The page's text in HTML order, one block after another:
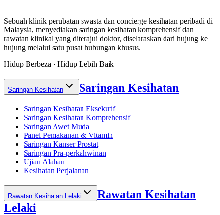
Sebuah klinik perubatan swasta dan concierge kesihatan peribadi di
Malaysia, menyediakan saringan kesihatan komprehensif dan
rawatan klinikal yang diterajui doktor, diselaraskan dari hujung ke
hujung melalui satu pusat hubungan khusus.
Hidup Berbeza · Hidup Lebih Baik
Saringan Kesihatan Saringan Kesihatan
Saringan Kesihatan Eksekutif
Saringan Kesihatan Komprehensif
Saringan Awet Muda
Panel Pemakanan & Vitamin
Saringan Kanser Prostat
Saringan Pra-perkahwinan
Ujian Alahan
Kesihatan Perjalanan
Rawatan Kesihatan Lelaki
Rawatan Kesihatan
Lelaki